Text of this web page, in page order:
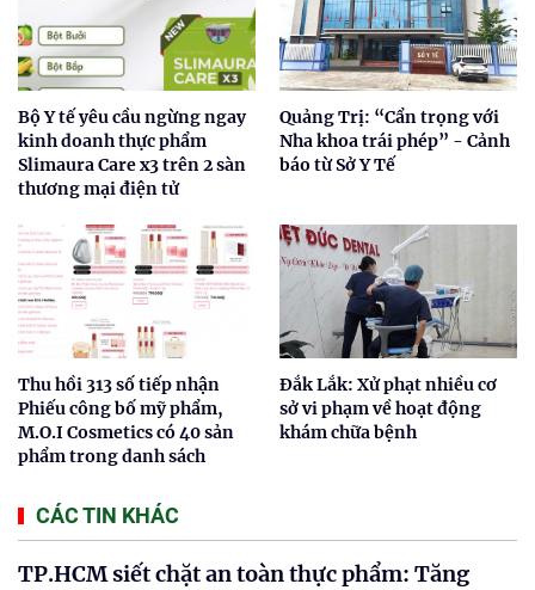
Bộ Y tế yêu cầu ngừng ngay
kinh doanh thực phẩm
Slimaura Care x3 trên 2 sàn
thương mại điện tử
Quảng Trị: “Cẩn trọng với
Nha khoa trái phép” - Cảnh
báo từ Sở Y Tế
Thu hồi 313 số tiếp nhận
Phiếu công bố mỹ phẩm,
M.O.I Cosmetics có 40 sản
phẩm trong danh sách
Đắk Lắk: Xử phạt nhiều cơ
sở vi phạm về hoạt động
khám chữa bệnh
CÁC TIN KHÁC
TP.HCM siết chặt an toàn thực phẩm: Tăng